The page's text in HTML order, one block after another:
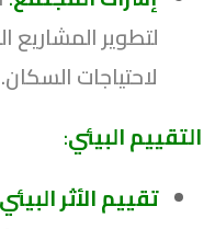
لتطوير المشاريع
لاحتياجات السكان.
التقييم البيئي:
تقييم الأثر البيئي